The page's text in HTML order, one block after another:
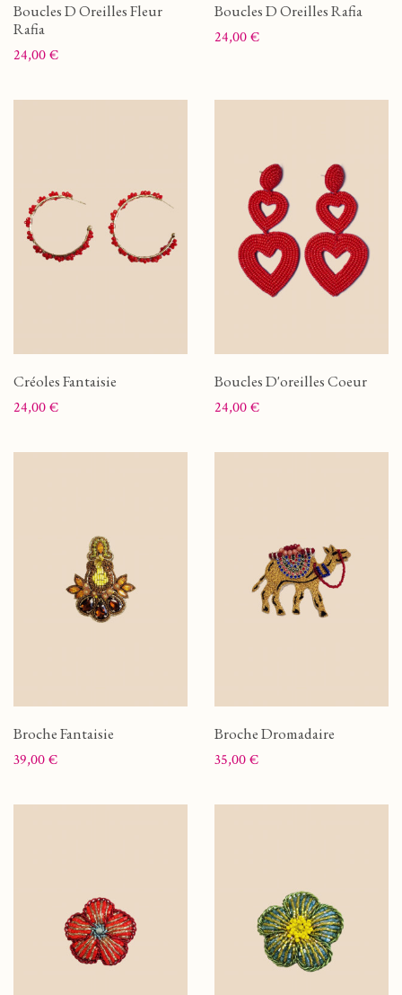
Boucles D Oreilles Fleur
Rafia
Prix
24,00 €
Boucles D Oreilles Rafia
Prix
24,00 €
Créoles Fantaisie
Prix
24,00 €
Boucles D'oreilles Coeur
Prix
24,00 €
Broche Fantaisie
Prix
39,00 €
Broche Dromadaire
Prix
35,00 €